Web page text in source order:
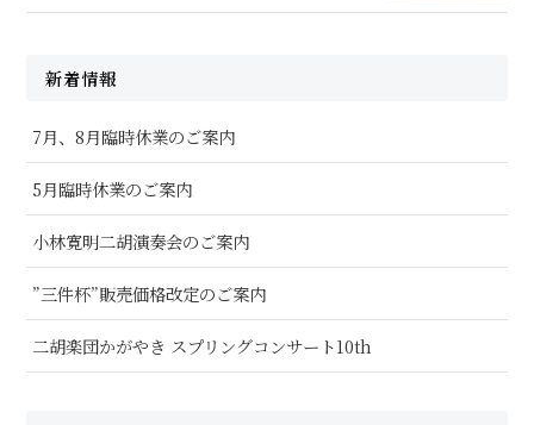
新着情報
7月、8月臨時休業のご案内
5月臨時休業のご案内
小林寛明二胡演奏会のご案内
”三件杯”販売価格改定のご案内
二胡楽団かがやき スプリングコンサート10th